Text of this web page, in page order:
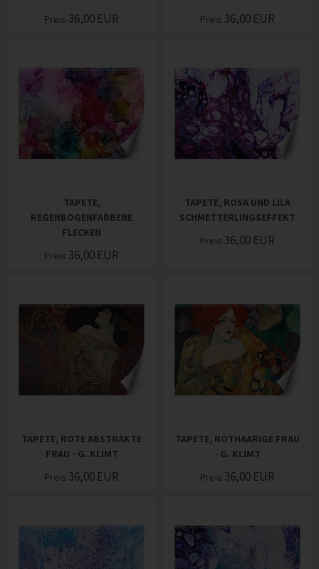
Preis 36,00 EUR
Preis 36,00 EUR
TAPETE,
REGENBOGENFARBENE
FLECKEN
Preis 36,00 EUR
TAPETE, ROSA UND LILA
SCHMETTERLINGSEFFEKT
Preis 36,00 EUR
TAPETE, ROTE ABSTRAKTE
FRAU - G. KLIMT
Preis 36,00 EUR
TAPETE, ROTHAARIGE FRAU
- G. KLIMT
Preis 36,00 EUR